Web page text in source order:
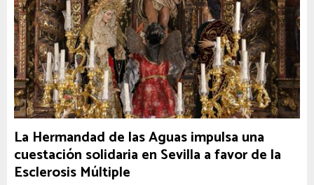
La Hermandad de las Aguas impulsa una
cuestación solidaria en Sevilla a favor de la
Esclerosis Múltiple